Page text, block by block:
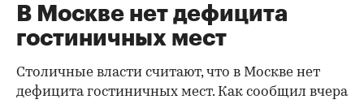
В Москве нет дефицита
гостиничных мест
Столичные власти считают, что в Москве нет
дефицита гостиничных мест. Как сообщил вчера